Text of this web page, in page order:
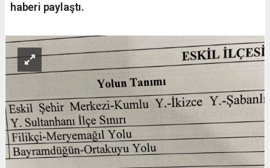
haberi paylaştı.